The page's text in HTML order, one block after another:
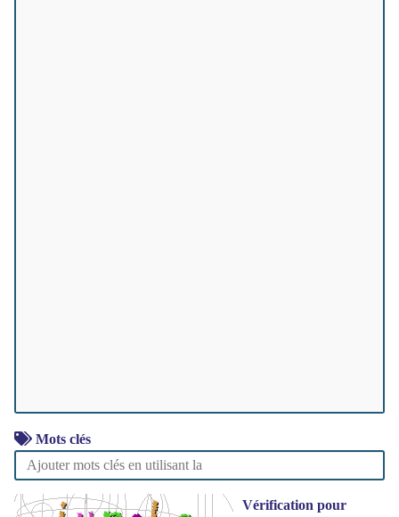
Mots clés
Vérification pour